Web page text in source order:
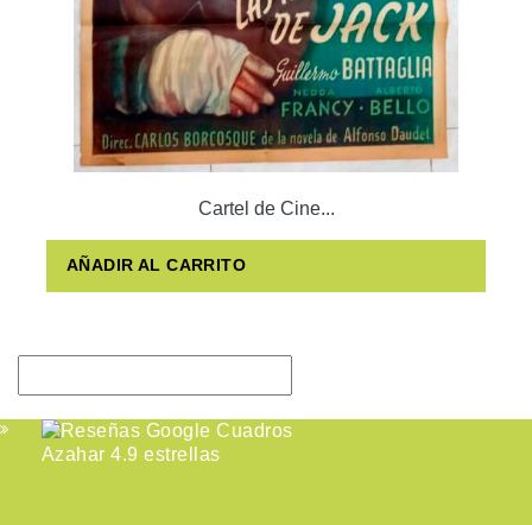
Cartel de Cine...
AÑADIR AL CARRITO